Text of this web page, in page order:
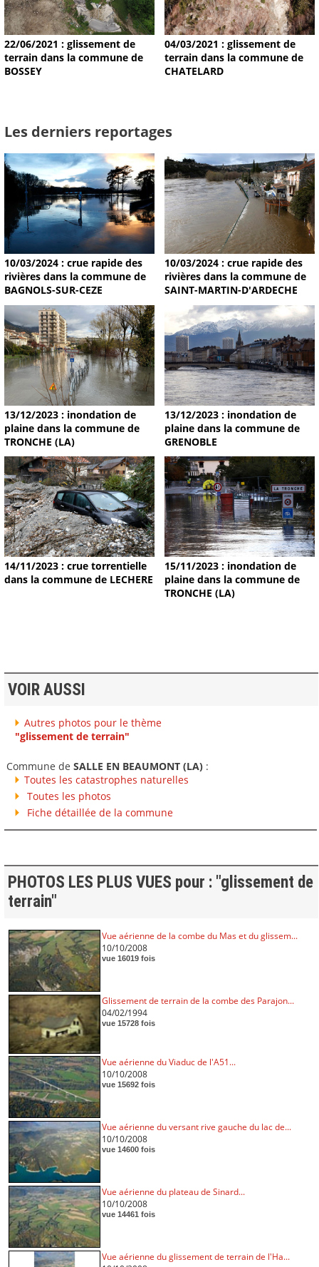
22/06/2021 : glissement de
terrain dans la commune de
BOSSEY
04/03/2021 : glissement de
terrain dans la commune de
CHATELARD
Les derniers reportages
10/03/2024 : crue rapide des
rivières dans la commune de
BAGNOLS-SUR-CEZE
10/03/2024 : crue rapide des
rivières dans la commune de
SAINT-MARTIN-D'ARDECHE
13/12/2023 : inondation de
plaine dans la commune de
TRONCHE (LA)
13/12/2023 : inondation de
plaine dans la commune de
GRENOBLE
14/11/2023 : crue torrentielle
dans la commune de LECHERE
15/11/2023 : inondation de
plaine dans la commune de
TRONCHE (LA)
VOIR AUSSI
Autres photos pour le thème
"glissement de terrain"
Commune de SALLE EN BEAUMONT (LA):
Toutes les catastrophes naturelles
Toutes les photos
Fiche détaillée de la commune
PHOTOS LES PLUS VUES pour : "glissement de
terrain"
Vue aérienne de la combe du Mas et du glissem...
10/10/2008
vue 16019 fois
Glissement de terrain de la combe des Parajon...
04/02/1994
vue 15728 fois
Vue aérienne du Viaduc de l'A51...
10/10/2008
vue 15692 fois
Vue aérienne du versant rive gauche du lac de...
10/10/2008
vue 14600 fois
Vue aérienne du plateau de Sinard...
10/10/2008
vue 14461 fois
Vue aérienne du glissement de terrain de l'Ha...